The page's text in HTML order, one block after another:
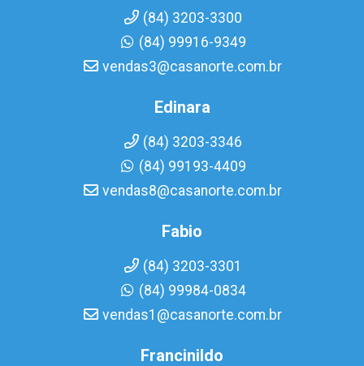
(84) 3203-3300
(84) 99916-9349
vendas3@casanorte.com.br
Edinara
(84) 3203-3346
(84) 99193-4409
vendas8@casanorte.com.br
Fabio
(84) 3203-3301
(84) 99984-0834
vendas1@casanorte.com.br
Francinildo